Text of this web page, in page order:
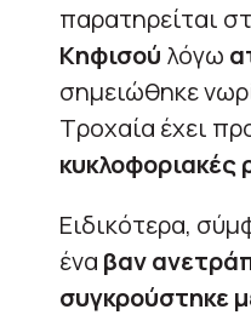
παρατηρείται
Κηφισού λόγω
σημειώθηκε
Τροχαία έχει
κυκλοφοριακές
Ειδικότερα,
ένα βαν
συγκρούστηκε